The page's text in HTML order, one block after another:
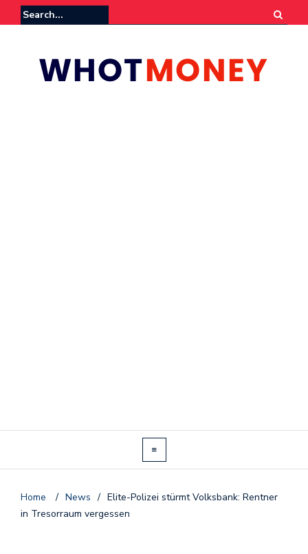
Home / News / Elite-Polizei stürmt Volksbank: Rentner
in Tresorraum vergessen